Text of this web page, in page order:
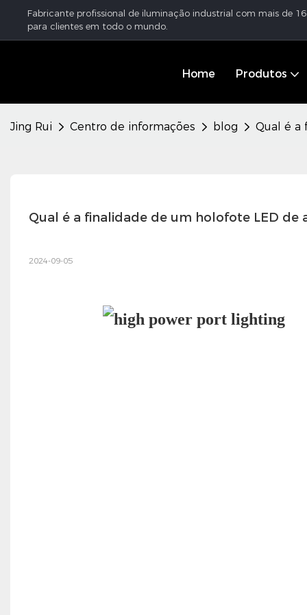
Fabricante profissional de iluminação industrial com mais de
para clientes em todo o mundo.
Home Produtos
Jing Rui Centro de informações blog Qual é a
Qual é a finalidade de um holofote LED de
2024-09-05